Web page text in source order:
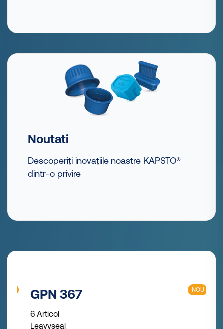
Noutati
Descoperiți inovațiile noastre KAPSTO®
dintr-o privire